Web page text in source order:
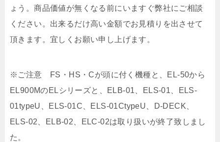
ょう。商品価値が無くなる前にいますぐ弊社にご相談
ください。出来るだけ高い金額でお見積りを出させて
頂きます。宜しくお願い申し上げます。
※ご注意 FS・HS・Cが頭に付く機種と、EL-50から
EL900MのELシリーズと、ELB-01、ELS-01、ELS-
01typeU、ELS-01C、ELS-01CtypeU、D-DECK、
ELS-02、ELB-02、ELC-02は取り扱いが終了致しまし
た。